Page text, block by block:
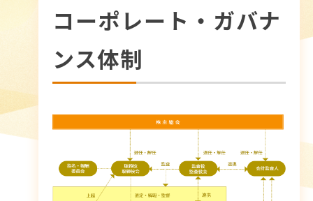
コーポレート・ガバナ
ンス体制